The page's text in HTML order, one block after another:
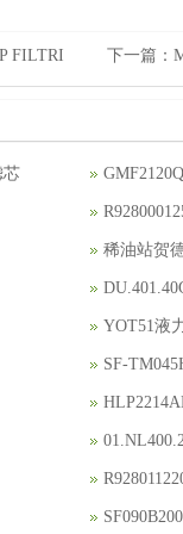
FILTRI 下一篇：
芯
稀油站贺
YOT51液
SF-